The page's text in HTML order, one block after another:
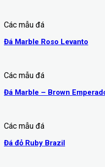
Các mẫu đá
Đá Marble Roso Levanto
Các mẫu đá
Đá Marble – Brown
Các mẫu đá
Đá đỏ Ruby Brazil